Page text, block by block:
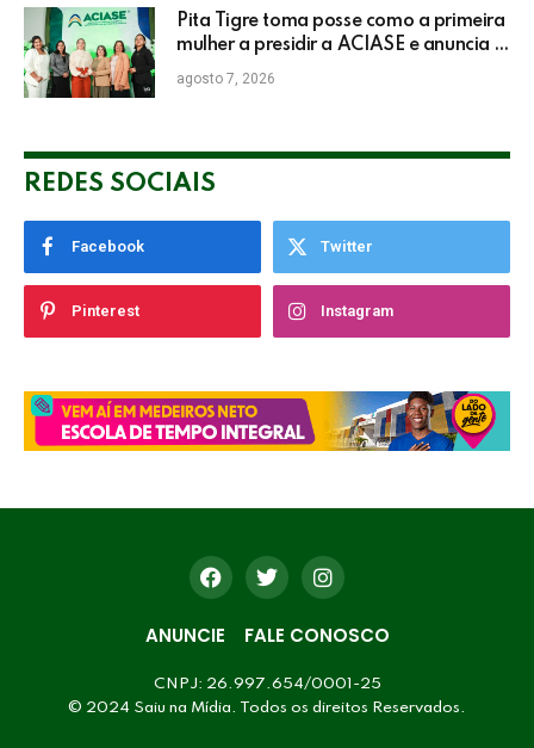
Pita Tigre toma posse como a primeira
mulher a presidir a ACIASE e anuncia a
retomada do Prêmio Destaque
Empresarial
agosto 7, 2026
REDES SOCIAIS
Facebook Twitter
Pinterest Instagram
ANUNCIE FALE CONOSCO
CNPJ: 26.997.654/0001-25
© 2024 Saiu na Mídia. Todos os direitos Reservados.